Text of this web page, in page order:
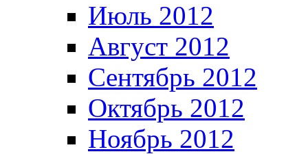
Июль 2012
Август 2012
Сентябрь 2012
Октябрь 2012
Ноябрь 2012